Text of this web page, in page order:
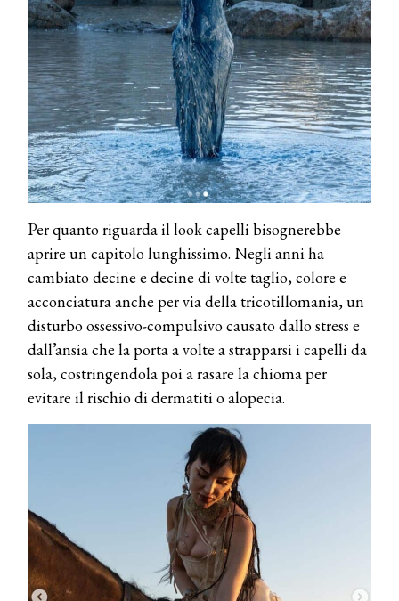
Per quanto riguarda il look capelli bisognerebbe
aprire un capitolo lunghissimo. Negli anni ha
cambiato decine e decine di volte taglio, colore e
acconciatura anche per via della tricotillomania, un
disturbo ossessivo-compulsivo causato dallo stress e
dall’ansia che la porta a volte a strapparsi i capelli da
sola, costringendola poi a rasare la chioma per
evitare il rischio di dermatiti o alopecia.